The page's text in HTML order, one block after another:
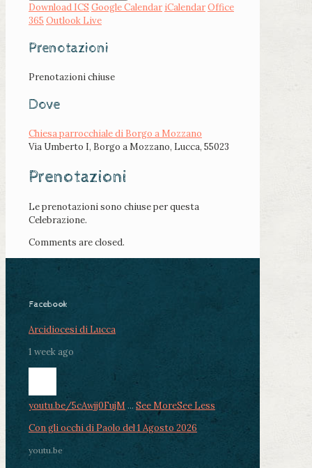
Download ICS Google Calendar iCalendarOffice
365 Outlook Live
Prenotazioni
Prenotazioni chiuse
Dove
Chiesa parrocchiale di Borgo a Mozzano
Via Umberto I, Borgo a Mozzano, Lucca, 55023
Prenotazioni
Le prenotazioni sono chiuse per questa
Celebrazione.
Comments are closed.
Facebook
Arcidiocesi di Lucca
1 week ago
youtu.be/5cAwjj0FujM ... See MoreSee Less
Con gli occhi di Paolo del 1 Agosto 2026
youtu.be